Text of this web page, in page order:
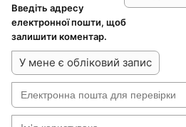
Введіть адресу
електронної пошти, щоб
залишити коментар.
У мене є обліковий запис